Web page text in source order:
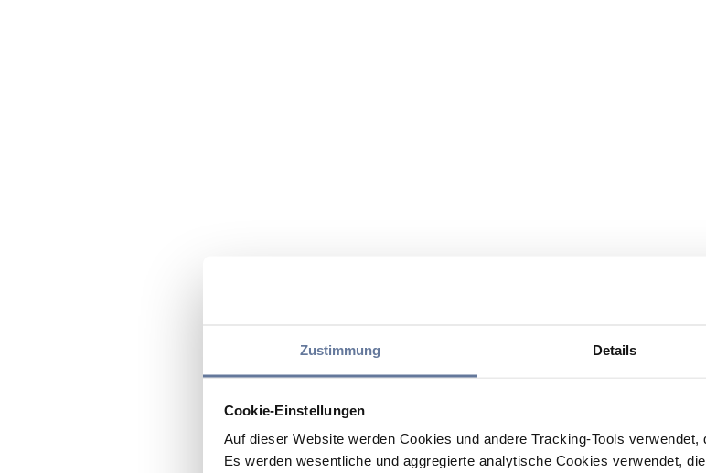
Zustimmung Details
Cookie-Einstellungen
Auf dieser Website werden Cookies und andere Tracking-Tools
Es werden wesentliche und aggregierte analytische Cookies verwendet,